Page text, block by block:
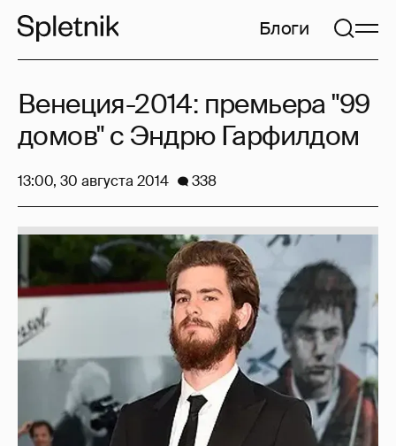
Блоги
Венеция-2014: премьера "99
домов" с Эндрю Гарфилдом
13:00, 30 августа 2014 338